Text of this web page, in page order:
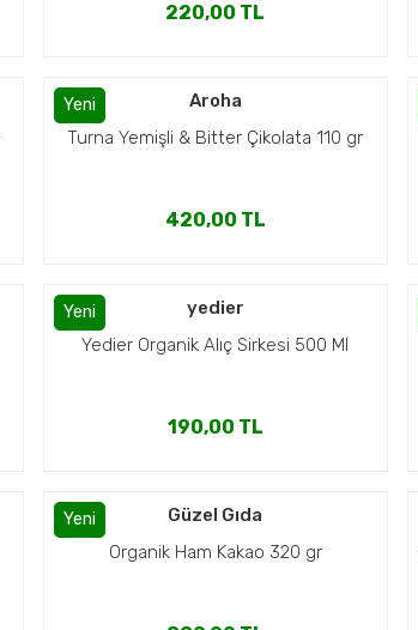
220,00 TL
Yeni
Aroha
Turna Yemişli & Bitter Çikolata 110 gr
420,00 TL
Yeni
yedier
Yedier Organik Alıç Sirkesi 500 Ml
190,00 TL
Yeni
Güzel Gıda
Organik Ham Kakao 320 gr